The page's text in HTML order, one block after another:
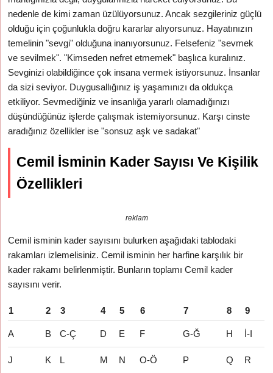
nedenle de kimi zaman üzülüyorsunuz. Ancak sezgileriniz güçlü
olduğu için çoğunlukla doğru kararlar alıyorsunuz. Hayatınızın
temelinin "sevgi" olduğuna inanıyorsunuz. Felsefeniz "sevmek
ve sevilmek". "Kimseden nefret etmemek" başlıca kuralınız.
Sevginizi olabildiğince çok insana vermek istiyorsunuz. İnsanlar
da sizi seviyor. Duygusallığınız iş yaşamınızı da oldukça
etkiliyor. Sevmediğiniz ve insanlığa yararlı olamadığınızı
düşündüğünüz işlerde çalışmak istemiyorsunuz. Karşı cinste
aradığınız özellikler ise "sonsuz aşk ve sadakat"
Cemil İsminin Kader Sayısı Ve Kişilik
Özellikleri
reklam
Cemil isminin kader sayısını bulurken aşağıdaki tablodaki
rakamları izlemelisiniz. Cemil isminin her harfine karşılık bir
kader rakamı belirlenmiştir. Bunların toplamı Cemil kader
sayısını verir.
1 2 3 4 5 6 7 8 9
A B C-Ç D E F G-Ğ H İ-I
J K L M N O-Ö P Q R